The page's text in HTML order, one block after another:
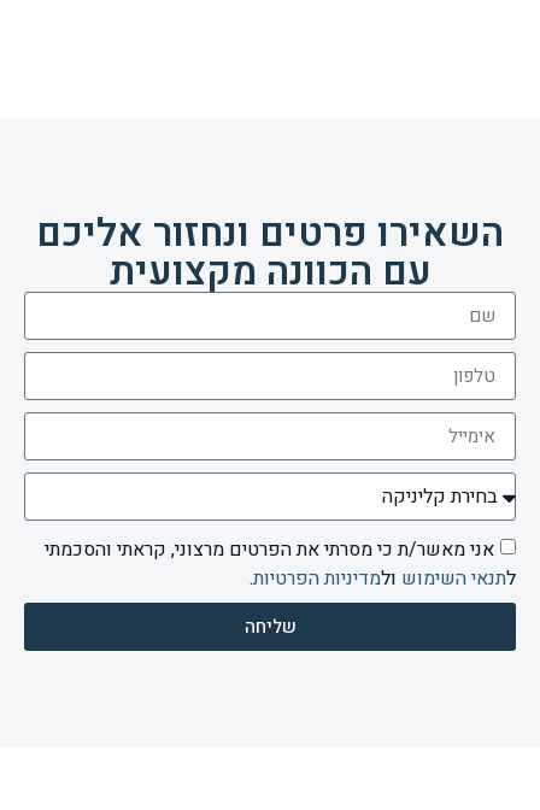
השאירו פרטים ונחזור אליכם
עם הכוונה מקצועית
אני מאשר/ת כי מסרתי את הפרטים מרצוני, קראתי והסכמתי
לתנאי השימוש ולמדיניות הפרטיות.
שליחה